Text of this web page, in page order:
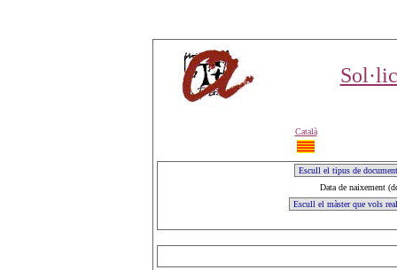
Català
Data de naixement